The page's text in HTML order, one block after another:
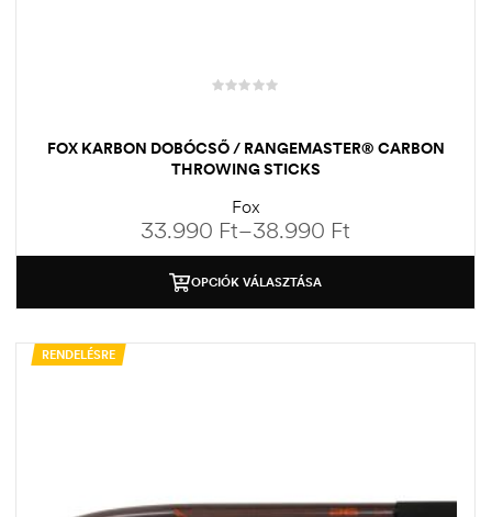
FOX KARBON DOBÓCSŐ / RANGEMASTER® CARBON
THROWING STICKS
Fox
33.990 Ft–38.990 Ft
OPCIÓK VÁLASZTÁSA
RENDELÉSRE